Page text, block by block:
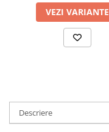
VEZI VARIANTE
Descriere